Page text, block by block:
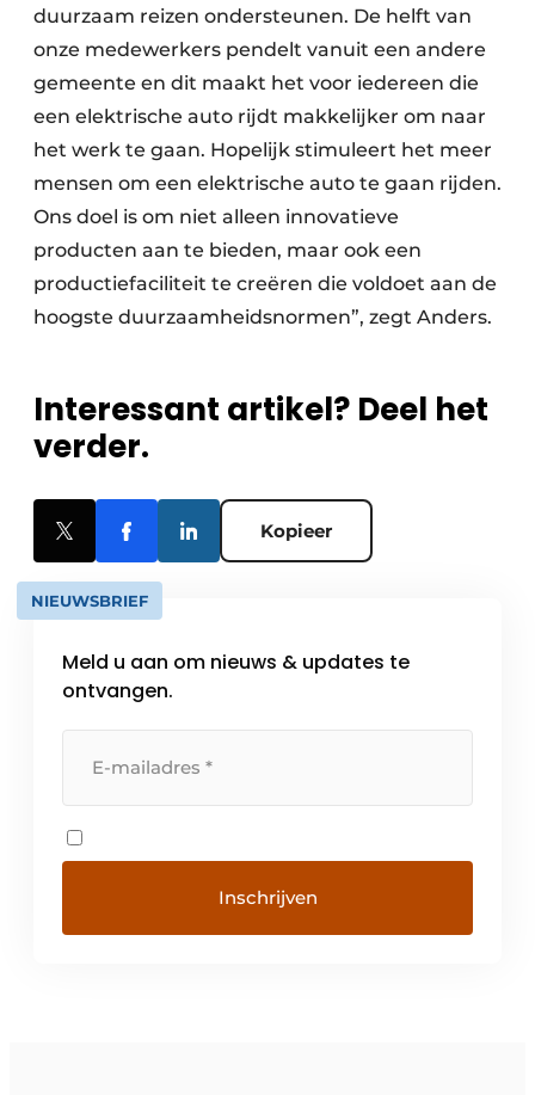
duurzaam reizen ondersteunen. De helft van
onze medewerkers pendelt vanuit een andere
gemeente en dit maakt het voor iedereen die
een elektrische auto rijdt makkelijker om naar
het werk te gaan. Hopelijk stimuleert het meer
mensen om een elektrische auto te gaan rijden.
Ons doel is om niet alleen innovatieve
producten aan te bieden, maar ook een
productiefaciliteit te creëren die voldoet aan de
hoogste duurzaamheidsnormen”, zegt Anders.
Interessant artikel? Deel het
verder.
Kopieer
NIEUWSBRIEF
Meld u aan om nieuws & updates te
ontvangen.